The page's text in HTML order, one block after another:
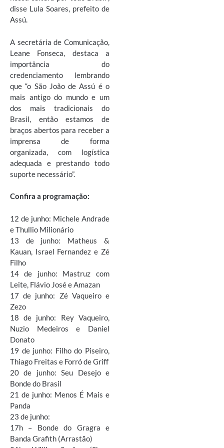
disse Lula Soares, prefeito de
Assú.
A secretária de Comunicação,
Leane Fonseca, destaca a
importância do
credenciamento lembrando
que “o São João de Assú é o
mais antigo do mundo e um
dos mais tradicionais do
Brasil, então estamos de
braços abertos para receber a
imprensa de forma
organizada, com logística
adequada e prestando todo
suporte necessário”.
Confira a programação:
12 de junho: Michele Andrade
e Thullio Milionário
13 de junho: Matheus &
Kauan, Israel Fernandez e Zé
Filho
14 de junho: Mastruz com
Leite, Flávio José e Amazan
17 de junho: Zé Vaqueiro e
Zezo
18 de junho: Rey Vaqueiro,
Nuzio Medeiros e Daniel
Donato
19 de junho: Filho do Piseiro,
Thiago Freitas e Forró de Griff
20 de junho: Seu Desejo e
Bonde do Brasil
21 de junho: Menos É Mais e
Panda
23 de junho:
17h – Bonde do Gragra e
Banda Grafith (Arrastão)